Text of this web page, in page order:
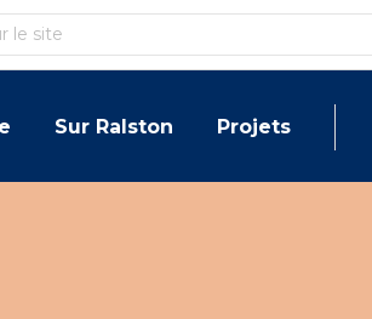
Sur Ralston Projets